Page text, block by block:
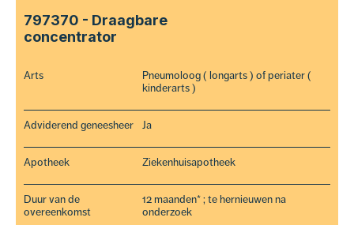
797370 - Draagbare
concentrator
Arts
Pneumoloog ( longarts ) of periater (
kinderarts )
Adviderend geneesheer Ja
Apotheek Ziekenhuisapotheek
Duur van de
overeenkomst
12 maanden* ; te hernieuwen na
onderzoek